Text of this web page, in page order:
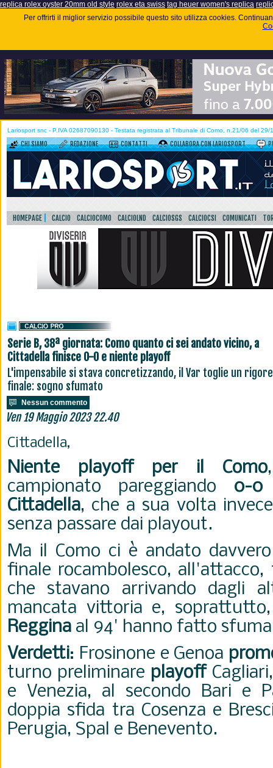
replica rolex oyster 20mm old style rolex eta swiss tag heuer women's replica
Per offrirti il miglior servizio possibile questo sito utilizza cookies.
Lariosport snc - P.IVA 02687090130 - Testata registrata al Tribunale di Como, n.21/06 del 29/
CHI SIAMO REDAZIONE CONTATTI COLLABORA CON LARIOSPORT
HOMEPAGE CALCIO CALCIOCOMO CALCIOLND CALCIOSGS CALCIOCSI COMUNICATI
Serie B, 38ª giornata: Como quanto ci sei andato vicino, a
Cittadella finisce 0-0 e niente playoff
L'impensabile si stava concretizzando, il Var toglie un
finale: sogno sfumato
Nessun commento
Ven 19 Maggio 2023 22.40
Cittadella,
Niente playoff per il Como
campionato pareggiando 0-0
Cittadella, che a sua volta
senza passare dai playout.
Ma il Como ci è andato
finale rocambolesco,
che stavano arrivando dagli
mancata vittoria e,
Reggina al 94' hanno fatto
Verdetti: Frosinone e Genoa
turno preliminare playoff
e Venezia, al secondo Bari e
doppia sfida tra Cosenza e
Perugia, Spal e Benevento.